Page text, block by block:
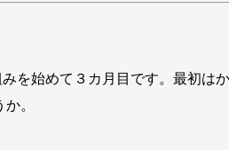
を始めて３カ月目です。最初は
。